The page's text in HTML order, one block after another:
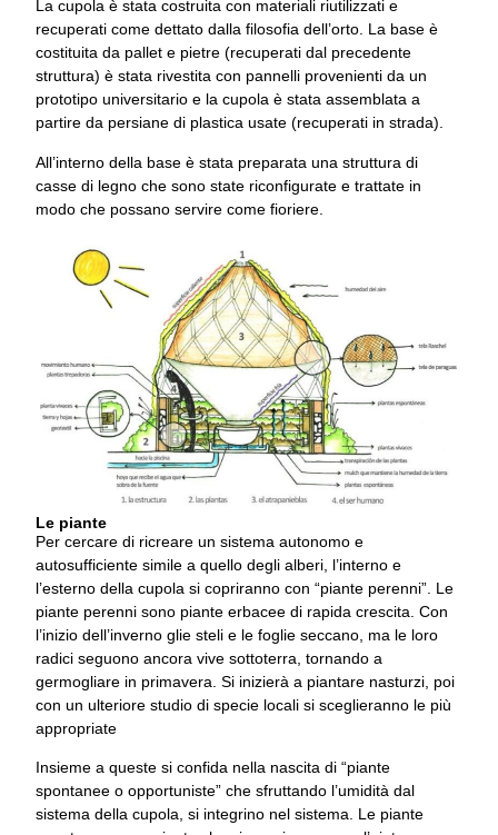
La cupola è stata costruita con materiali riutilizzati e
recuperati come dettato dalla filosofia dell’orto. La base è
costituita da pallet e pietre (recuperati dal precedente
struttura) è stata rivestita con pannelli provenienti da un
prototipo universitario e la cupola è stata assemblata a
partire da persiane di plastica usate (recuperati in strada).
All’interno della base è stata preparata una struttura di
casse di legno che sono state riconfigurate e trattate in
modo che possano servire come fioriere.
Le piante
Per cercare di ricreare un sistema autonomo e
autosufficiente simile a quello degli alberi, l’interno e
l’esterno della cupola si copriranno con “piante perenni”. Le
piante perenni sono piante erbacee di rapida crescita. Con
l’inizio dell’inverno glie steli e le foglie seccano, ma le loro
radici seguono ancora vive sottoterra, tornando a
germogliare in primavera. Si inizierà a piantare nasturzi, poi
con un ulteriore studio di specie locali si sceglieranno le più
appropriate
Insieme a queste si confida nella nascita di “piante
spontanee o opportuniste” che sfruttando l’umidità dal
sistema della cupola, si integrino nel sistema. Le piante